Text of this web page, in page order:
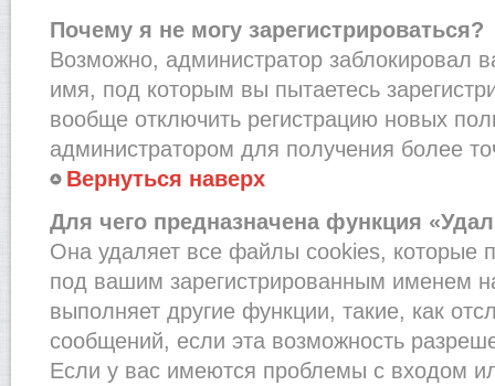
Почему я не могу зарегистрироваться?
Возможно, администратор заблокировал
имя, под которым вы пытаетесь
вообще отключить регистрацию новых
администратором для получения более
Вернуться наверх
Для чего предназначена функция
Она удаляет все файлы cookies, которые
под вашим зарегистрированным именем
выполняет другие функции, такие, как
сообщений, если эта возможность
Если у вас имеются проблемы с входом